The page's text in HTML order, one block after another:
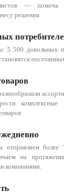
— помочь
решения
5 500 довольных
комплексные
более
на
компаниями.